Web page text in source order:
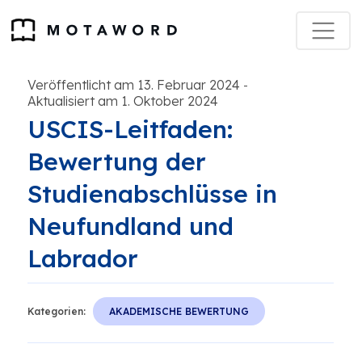
Veröffentlicht am 13. Februar 2024 -
Aktualisiert am 1. Oktober 2024
USCIS-Leitfaden:
Bewertung der
Studienabschlüsse in
Neufundland und
Labrador
Kategorien: AKADEMISCHE BEWERTUNG